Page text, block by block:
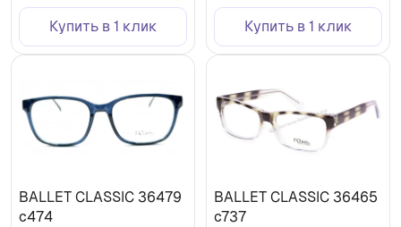
Купить в 1 клик Купить в 1 клик
BALLET CLASSIC 36479
c474
BALLET CLASSIC 36465
c737